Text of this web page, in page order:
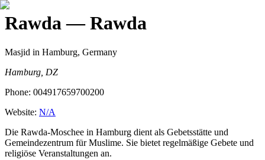
Rawda— Rawda
Masjid in Hamburg, Germany
Hamburg, DZ
Phone: 004917659700200
Website: N/A
Die Rawda-Moschee in Hamburg dient als Gebetsstätte und
Gemeindezentrum für Muslime. Sie bietet regelmäßige Gebete und
religiöse Veranstaltungen an.